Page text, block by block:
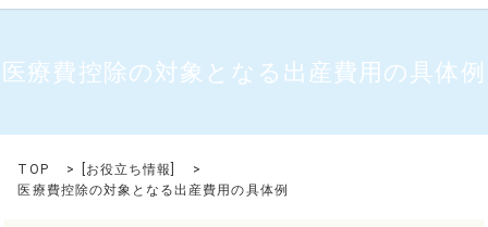
医療費控除の対象となる出産費用の具体例
TOP お役立ち情報
医療費控除の対象となる出産費用の具体例